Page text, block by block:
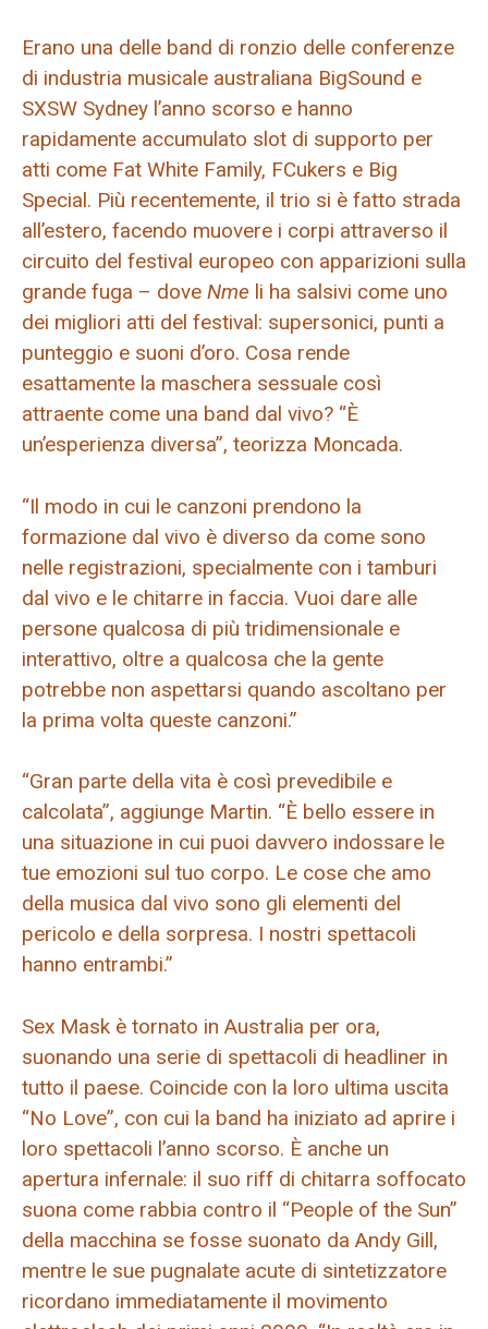
Erano una delle band di ronzio delle conferenze
di industria musicale australiana BigSound e
SXSW Sydney l’anno scorso e hanno
rapidamente accumulato slot di supporto per
atti come Fat White Family, FCukers e Big
Special. Più recentemente, il trio si è fatto strada
all’estero, facendo muovere i corpi attraverso il
circuito del festival europeo con apparizioni sulla
grande fuga – dove Nme li ha salsivi come uno
dei migliori atti del festival: supersonici, punti a
punteggio e suoni d’oro. Cosa rende
esattamente la maschera sessuale così
attraente come una band dal vivo? “È
un’esperienza diversa”, teorizza Moncada.
“Il modo in cui le canzoni prendono la
formazione dal vivo è diverso da come sono
nelle registrazioni, specialmente con i tamburi
dal vivo e le chitarre in faccia. Vuoi dare alle
persone qualcosa di più tridimensionale e
interattivo, oltre a qualcosa che la gente
potrebbe non aspettarsi quando ascoltano per
la prima volta queste canzoni.”
“Gran parte della vita è così prevedibile e
calcolata”, aggiunge Martin. “È bello essere in
una situazione in cui puoi davvero indossare le
tue emozioni sul tuo corpo. Le cose che amo
della musica dal vivo sono gli elementi del
pericolo e della sorpresa. I nostri spettacoli
hanno entrambi.”
Sex Mask è tornato in Australia per ora,
suonando una serie di spettacoli di headliner in
tutto il paese. Coincide con la loro ultima uscita
“No Love”, con cui la band ha iniziato ad aprire i
loro spettacoli l’anno scorso. È anche un
apertura infernale: il suo riff di chitarra soffocato
suona come rabbia contro il “People of the Sun”
della macchina se fosse suonato da Andy Gill,
mentre le sue pugnalate acute di sintetizzatore
ricordano immediatamente il movimento